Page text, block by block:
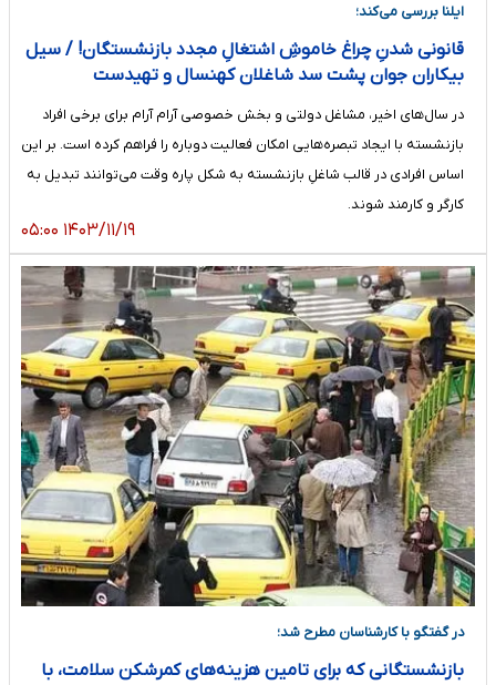
ایلنا بررسی می‌کند؛
قانونی شدنِ چراغ خاموشِ اشتغالِ مجدد بازنشستگان! / سیل
بیکاران جوان پشت سد شاغلان کهنسال و تهیدست
در سال‌های اخیر، مشاغل دولتی و بخش خصوصی آرام آرام برای برخی افراد
بازنشسته با ایجاد تبصره‌هایی امکان فعالیت دوباره را فراهم کرده است. بر این
اساس افرادی در قالب شاغلِ بازنشسته به شکل پاره وقت می‌توانند تبدیل به
کارگر و کارمند شوند.
۱۴۰۳/۱۱/۱۹ ۰۵:۰۰
در گفتگو با کارشناسان مطرح شد؛
بازنشستگانی که برای تامین هزینه‌های کمرشکن سلامت، با